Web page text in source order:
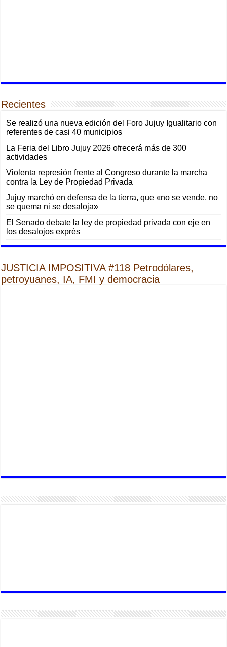
Recientes
Se realizó una nueva edición del Foro Jujuy Igualitario con
referentes de casi 40 municipios
La Feria del Libro Jujuy 2026 ofrecerá más de 300
actividades
Violenta represión frente al Congreso durante la marcha
contra la Ley de Propiedad Privada
Jujuy marchó en defensa de la tierra, que «no se vende, no
se quema ni se desaloja»
El Senado debate la ley de propiedad privada con eje en
los desalojos exprés
JUSTICIA IMPOSITIVA #118 Petrodólares,
petroyuanes, IA, FMI y democracia